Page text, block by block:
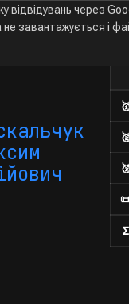
База даних
Σ
відвідувань через
завантажується і